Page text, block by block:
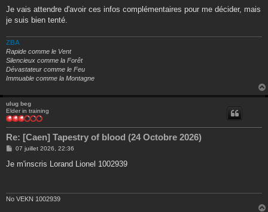
Je vais attendre d'avoir ces infos complémentaires pour me décider, mais
je suis bien tenté.
ZBA
Rapide comme le Vent
Silencieux comme la Forêt
Dévastateur comme le Feu
Immuable comme la Montagne
ulug beg
Elder in training
Re: [Caen] Tapestry of blood (24 Octobre 2026)
M
s
07 juillet 2026, 22:36
Je m'inscris Lorand Lionel 1002939
No VEKN 1002939